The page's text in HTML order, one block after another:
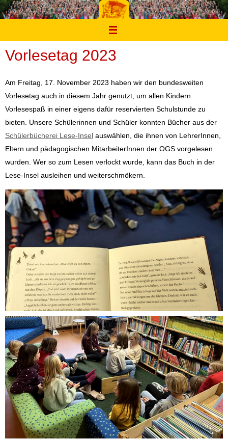
Zum
Inhalt
Vorlesetag 2023
Am Freitag, 17. November 2023 haben wir den bundesweiten
Vorlesetag auch in diesem Jahr genutzt, um allen Kindern
Vorlesespaß in einer eigens dafür reservierten Schulstunde zu
bieten. Unsere Schülerinnen und Schüler konnten Bücher aus der
Schülerbücherei Lese-Insel auswählen, die ihnen von LehrerInnen,
Eltern und pädagogischen MitarbeiterInnen der OGS vorgelesen
wurden. Wer so zum Lesen verlockt wurde, kann das Buch in der
Lese-Insel ausleihen und weiterschmökern.